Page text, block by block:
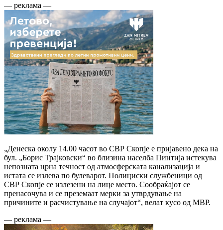
— реклама —
„Денеска околу 14.00 часот во СВР Скопје е пријавено дека на
бул. „Борис Трајковски“ во близина населба Пинтија истекува
непозната црна течност од атмосферската канализација и
истата се излева по булеварот. Полициски службеници од
СВР Скопје се излезени на лице место. Сообраќајот се
пренасочува и се преземаат мерки за утврдување на
причините и расчистување на случајот“, велат кусо од МВР.
— реклама —